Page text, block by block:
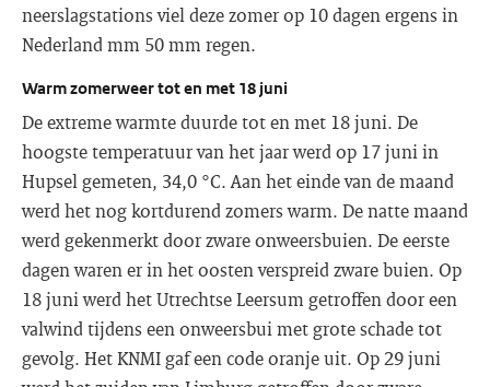
neerslagstations viel deze zomer op 10 dagen ergens in
Nederland mm 50 mm regen.
Warm zomerweer tot en met 18 juni
De extreme warmte duurde tot en met 18 juni. De
hoogste temperatuur van het jaar werd op 17 juni in
Hupsel gemeten, 34,0 °C. Aan het einde van de maand
werd het nog kortdurend zomers warm. De natte maand
werd gekenmerkt door zware onweersbuien. De eerste
dagen waren er in het oosten verspreid zware buien. Op
18 juni werd het Utrechtse Leersum getroffen door een
valwind tijdens een onweersbui met grote schade tot
gevolg. Het KNMI gaf een code oranje uit. Op 29 juni